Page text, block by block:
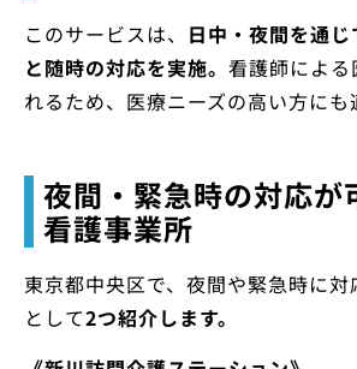
このサービスは、 日中・夜間を通
と随時の対応を実施。 看護師によ
れるため、医療ニーズの高い方にも
夜間・緊急時の対応が
看護事業所
東京都中央区で、夜間や緊急時に
として2つ紹介します。